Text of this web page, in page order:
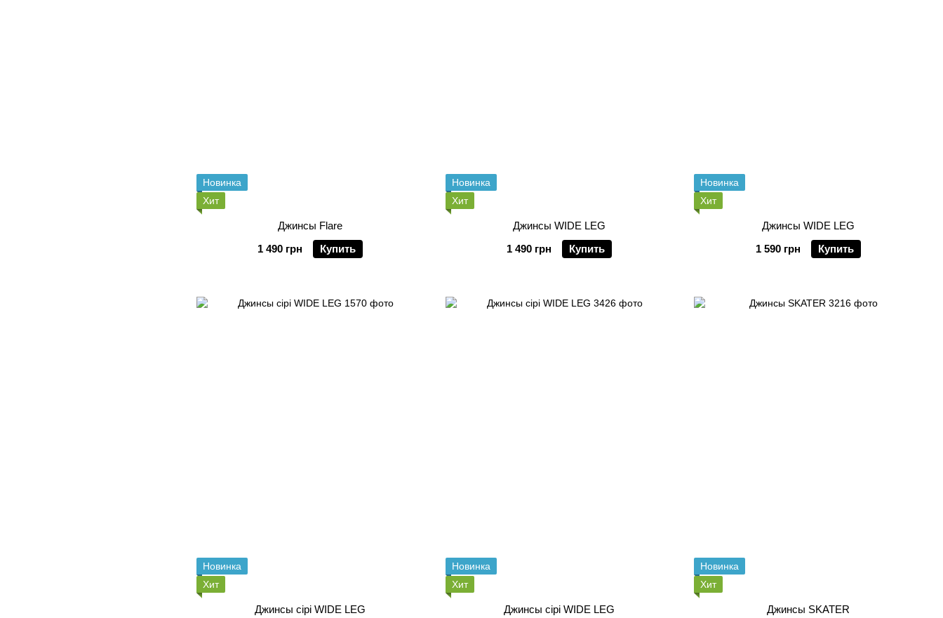
Новинка
Хит
Джинсы Flare
1 490 грн
Купить
Новинка
Хит
Джинсы WIDE LEG
1 490 грн
Купить
Новинка
Хит
Джинсы WIDE LEG
1 590 грн
Купить
Новинка
Хит
Джинсы сірі WIDE LEG
Новинка
Хит
Джинсы сірі WIDE LEG
Новинка
Хит
Джинсы SKATER